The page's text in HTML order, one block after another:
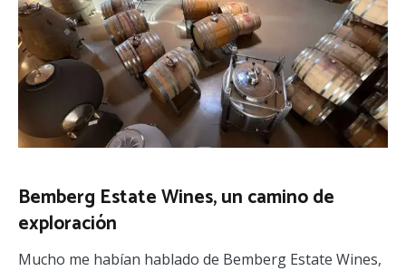
Bemberg Estate Wines, un camino de
exploración
Mucho me habían hablado de Bemberg Estate Wines,